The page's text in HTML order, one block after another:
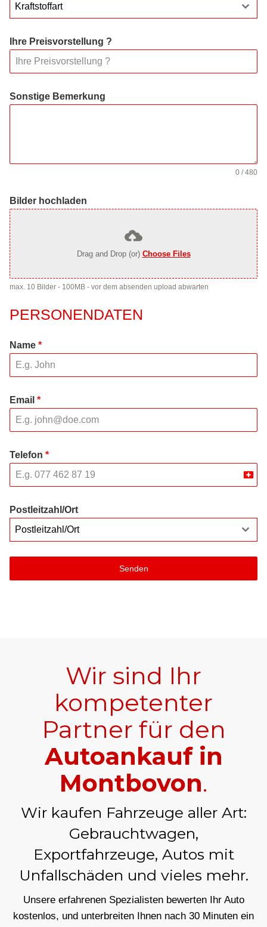
Kraftstoffart
Ihre Preisvorstellung ?
Sonstige Bemerkung
0 / 480
Bilder hochladen
Drag and Drop (or) Choose Files
max. 10 Bilder - 100MB - vor dem absenden upload abwarten
PERSONENDATEN
Name *
Email *
Telefon *
Postleitzahl/Ort
Postleitzahl/Ort
Senden
Wir sind Ihr
kompetenter
Partner für den
Autoankauf in
Montbovon.
Wir kaufen Fahrzeuge aller Art:
Gebrauchtwagen,
Exportfahrzeuge, Autos mit
Unfallschäden und vieles mehr.
Unsere erfahrenen Spezialisten bewerten Ihr Auto
kostenlos, und unterbreiten Ihnen nach 30 Minuten ein